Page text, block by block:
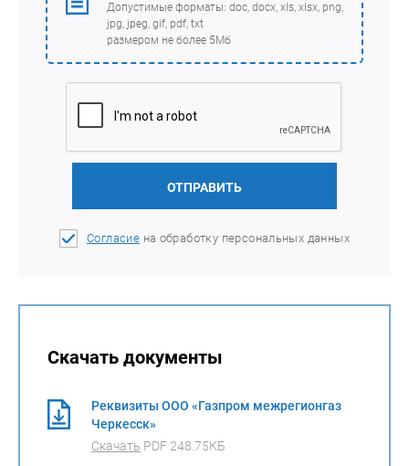
Допустимые форматы: doc, docx, xls, xlsx, png,
jpg, jpeg, gif, pdf, txt
размером не более 5Мб
ОТПРАВИТЬ
Согласие на обработку персональных данных
Скачать документы
Реквизиты ООО «Газпром межрегионгаз
Черкесск»
Скачать PDF 248.75КБ